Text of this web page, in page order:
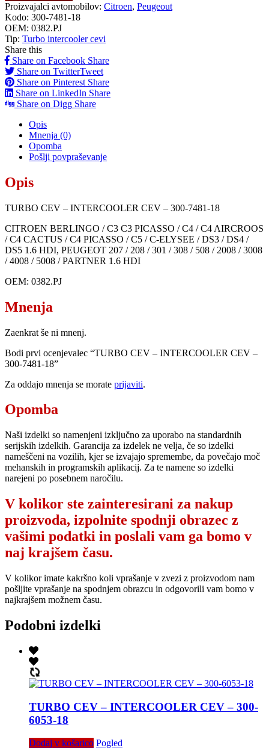
Proizvajalci avtomobilov: Citroen, Peugeout
Kodo: 300-7481-18
OEM: 0382.PJ
Tip: Turbo intercooler cevi
Share this
Share on Facebook Share
Share on TwitterTweet
Share on Pinterest Share
Share on LinkedIn Share
Share on Digg Share
Opis
Mnenja (0)
Opomba
Pošlji povpraševanje
Opis
TURBO CEV – INTERCOOLER CEV – 300-7481-18
CITROEN BERLINGO / C3 C3 PICASSO / C4 / C4 AIRCROOS
/ C4 CACTUS / C4 PICASSO / C5 / C-ELYSEE / DS3 / DS4 /
DS5 1.6 HDI, PEUGEOT 207 / 208 / 301 / 308 / 508 / 2008 / 3008
/ 4008 / 5008 / PARTNER 1.6 HDI
OEM: 0382.PJ
Mnenja
Zaenkrat še ni mnenj.
Bodi prvi ocenjevalec “TURBO CEV – INTERCOOLER CEV –
300-7481-18”
Za oddajo mnenja se morate prijaviti.
Opomba
Naši izdelki so namenjeni izključno za uporabo na standardnih
serijskih izdelkih. Garancija za izdelek ne velja, če so izdelki
nameščeni na vozilih, kjer se izvajajo spremembe, da povečajo moč
mehanskih in programskih aplikacij. Za te namene so izdelki
narejeni po posebnem naročilu.
V kolikor ste zainteresirani za nakup
proizvoda, izpolnite spodnji obrazec z
vašimi podatki in poslali vam ga bomo v
naj krajšem času.
V kolikor imate kakršno koli vprašanje v zvezi z proizvodom nam
pošljite vprašanje na spodnjem obrazcu in odgovorili vam bomo v
najkrajšem možnem času.
Podobni izdelki
TURBO CEV – INTERCOOLER CEV – 300-
6053-18
Dodaj v košarico Pogled